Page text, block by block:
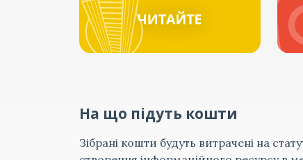
На що підуть кошти
Зібрані кошти будуть витрачені на